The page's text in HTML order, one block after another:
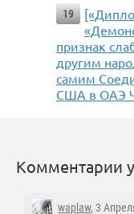
19
признак
другим
самим
США в ОАЭ
Комментарии
waplaw, 3